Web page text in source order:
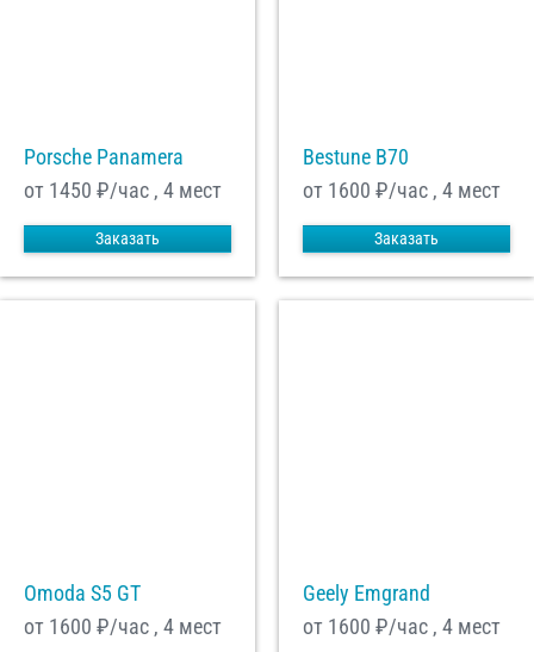
Porsche Panamera
от 1450 ₽/час , 4 мест
Заказать
Bestune B70
от 1600 ₽/час , 4 мест
Заказать
Omoda S5 GT
от 1600 ₽/час , 4 мест
Geely Emgrand
от 1600 ₽/час , 4 мест